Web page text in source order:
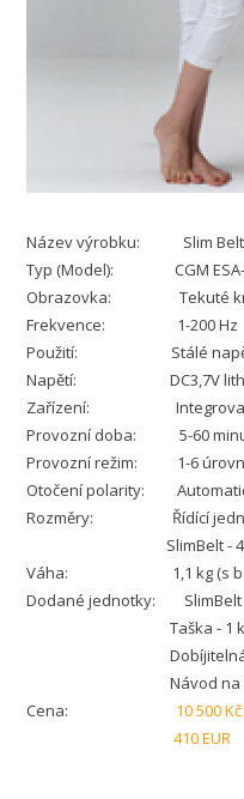
Název výrobku: Slim Belt
Typ (Model): CGM ESA-
Obrazovka: Tekuté
Frekvence: 1-200 Hz
Použití: Stálé
Napětí: DC3,7V
Zařízení:
Provozní doba: 5-60
Provozní režim: 1-6
Otočení polarity:
Rozměry: Řídící
SlimBelt - 490 x
Váha: 1,1 kg (s
Dodané jednotky: SlimBelt
Taška - 1
Dobíjitelná
Návod na použití/
Cena:
10 500 Kč
410 EUR